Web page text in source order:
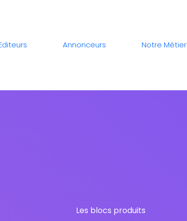
Annonceurs Notre Métier
Les blocs produits